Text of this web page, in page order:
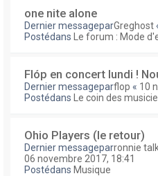
one nite alone
Dernier messageparGreghost
Postédans
Le forum : Mode
Flóp en concert lundi !
Dernier messageparflop « 10
Postédans
Le coin des
Ohio Players (le retour)
Dernier messageparronnie
06 novembre 2017, 18:41
Postédans Musique